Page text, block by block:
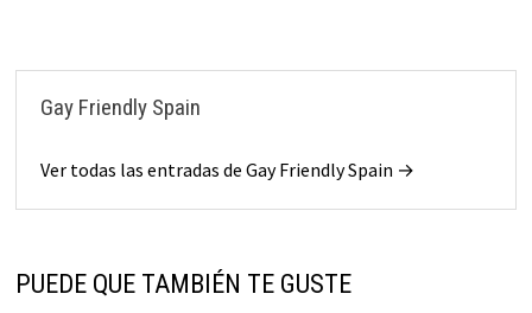
Gay Friendly Spain
Ver todas las entradas de Gay Friendly Spain →
PUEDE QUE TAMBIÉN TE GUSTE